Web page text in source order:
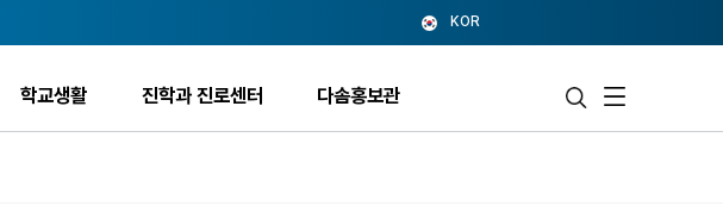
KOR
학교생활 진학과 진로센터 다솜홍보관